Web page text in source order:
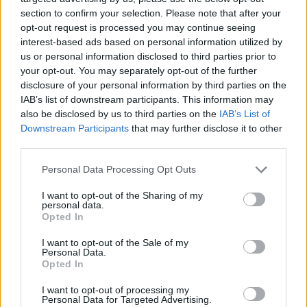
section to confirm your selection. Please note that after your
opt-out request is processed you may continue seeing
interest-based ads based on personal information utilized by
us or personal information disclosed to third parties prior to
your opt-out. You may separately opt-out of the further
disclosure of your personal information by third parties on the
IAB’s list of downstream participants. This information may
also be disclosed by us to third parties on the IAB’s List of
Downstream Participants that may further disclose it to other
Personal Data Processing Opt Outs
I want to opt-out of the Sharing of my
personal data.
Opted In
I want to opt-out of the Sale of my
Personal Data.
Opted In
I want to opt-out of processing my
Personal Data for Targeted Advertising.
të SHBA-së
Ukraina arrin marrëveshje
me SHBA-në për furnizime
mujore me raketa Patriot
Videoja e rrallë e liderit
suprem publikohet nga
Irani, mister mbi
Khameneit
Zelensky kërkon më
shumë sisteme të
mbrojtjes ajrore: Raketa
Vuçiçin: Ukraina nuk e
ndryshon qëndrimin, nuk